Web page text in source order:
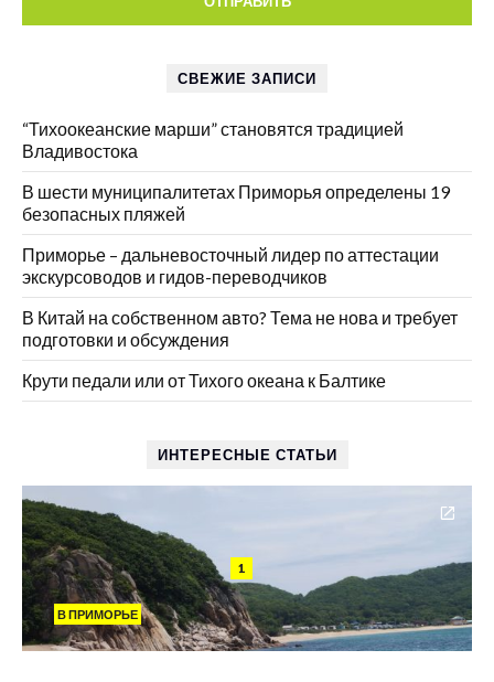
СВЕЖИЕ ЗАПИСИ
“Тихоокеанские марши” становятся традицией
Владивостока
В шести муниципалитетах Приморья определены 19
безопасных пляжей
Приморье – дальневосточный лидер по аттестации
экскурсоводов и гидов-переводчиков
В Китай на собственном авто? Тема не нова и требует
подготовки и обсуждения
Крути педали или от Тихого океана к Балтике
ИНТЕРЕСНЫЕ СТАТЬИ
1
В ПРИМОРЬЕ